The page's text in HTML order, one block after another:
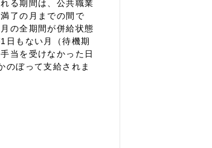
る期間は、公共職業
了の月までの間で
の全期間が併給状態
日もない月（待機期
当を受けなかった日
のぼって支給されま